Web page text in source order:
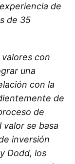
de
de 35
con
una
con la
de
de
se basa
inversión
Dodd, los